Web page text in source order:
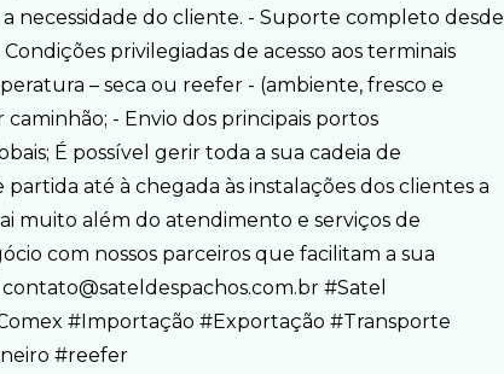
necessidade do cliente. - Suporte completo desde
privilegiadas de acesso aos terminais
– seca ou reefer - (ambiente, fresco e
- Envio dos principais portos
É possível gerir toda a sua cadeia de
até à chegada às instalações dos clientes a
muito além do atendimento e serviços de
com nossos parceiros que facilitam a sua
#Satel
#Importação #Exportação #Transporte
#reefer